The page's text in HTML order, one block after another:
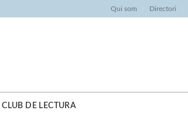
Qui som Directori
CLUB DE LECTURA